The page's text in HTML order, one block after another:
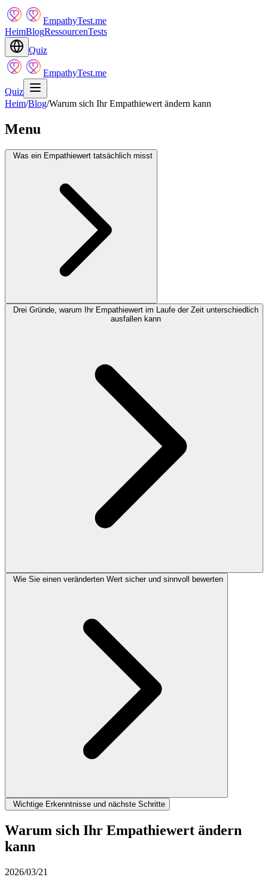
EmpathyTest.me
HeimBlogRessourcenTests
Quiz
EmpathyTest.me
Quiz
Heim/Blog/Warum sich Ihr Empathiewert ändern kann
Menu
Was ein Empathiewert tatsächlich misst
Drei Gründe, warum Ihr Empathiewert im Laufe der Zeit unterschiedlich
ausfallen kann
Wie Sie einen veränderten Wert sicher und sinnvoll bewerten
Wichtige Erkenntnisse und nächste Schritte
Warum sich Ihr Empathiewert ändern
kann
2026/03/21